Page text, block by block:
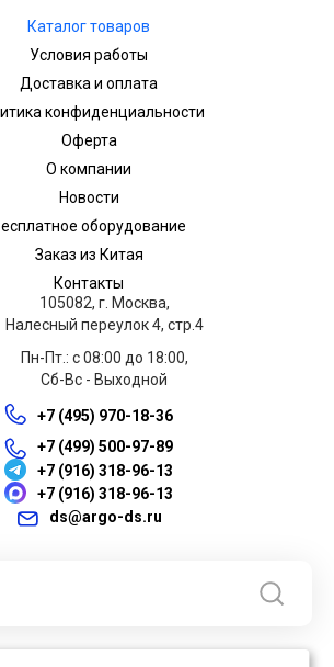
Каталог товаров
Условия работы
Доставка и оплата
конфиденциальности
Оферта
О компании
Новости
оборудование
Заказ из Китая
Контакты
105082, г. Москва,
Налесный переулок 4, стр.4
Пн-Пт.: с 08:00 до 18:00,
Сб-Вс - Выходной
+7 (495) 970-18-36
+7 (499) 500-97-89
+7 (916) 318-96-13
+7 (916) 318-96-13
ds@argo-ds.ru